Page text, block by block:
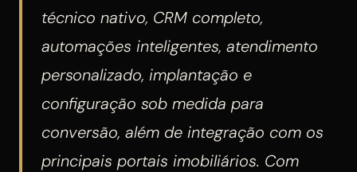
técnico nativo, CRM completo,
automações inteligentes, atendimento
personalizado, implantação e
configuração sob medida para
conversão, além de integração com os
principais portais imobiliários. Com